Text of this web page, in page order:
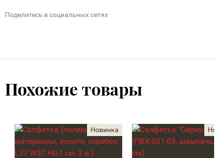
Поделитесь в социальных сетях
Похожие товары